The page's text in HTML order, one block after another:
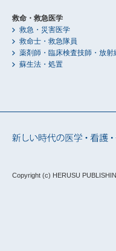
救命・救急医学
救急・災害医学
救命士・救急隊員
薬剤師・臨床検査技師・放射
蘇生法・処置
Copyright (c) HERUSU